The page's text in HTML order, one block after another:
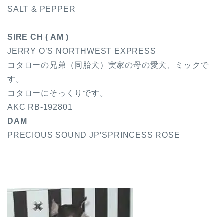
SALT & PEPPER
SIRE CH ( AM )
JERRY O’S NORTHWEST EXPRESS
コタローの兄弟（同胎犬）実家の母の愛犬、ミックで
す。
コタローにそっくりです。
AKC RB-192801
DAM
PRECIOUS SOUND JP’SPRINCESS ROSE